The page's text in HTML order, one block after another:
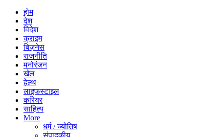
होम
देश
विदेश
क्राइम
बिज़नेस
राजनीति
मनोरंजन
खेल
हेल्थ
लाइफस्टाइल
करियर
साहित्य
More
धर्म / ज्योतिष
संपादकीय